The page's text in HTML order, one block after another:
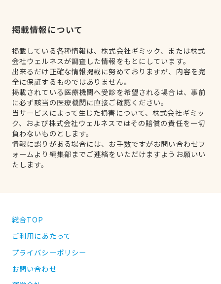
掲載情報について
掲載している各種情報は、株式会社ギミック、または株式
会社ウェルネスが調査した情報をもとにしています。
出来るだけ正確な情報掲載に努めておりますが、内容を完
全に保証するものではありません。
掲載されている医療機関へ受診を希望される場合は、事前
に必ず該当の医療機関に直接ご確認ください。
当サービスによって生じた損害について、株式会社ギミッ
ク、および株式会社ウェルネスではその賠償の責任を一切
負わないものとします。
情報に誤りがある場合には、お手数ですがお問い合わせフ
ォームより編集部までご連絡をいただけますようお願いい
たします。
総合TOP
ご利用にあたって
プライバシーポリシー
お問い合わせ